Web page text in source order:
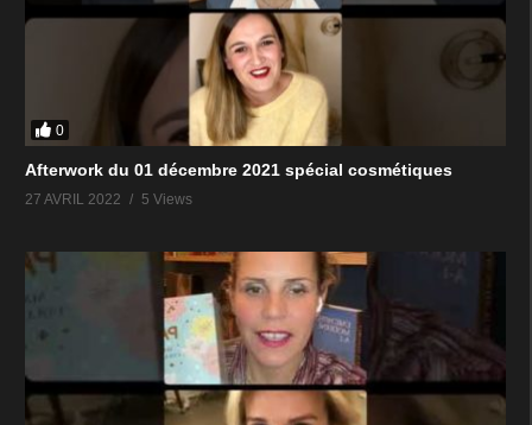
0
Afterwork du 01 décembre 2021 spécial cosmétiques
27 AVRIL 2022 5 Views